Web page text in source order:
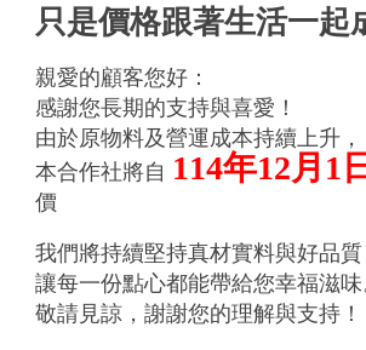
只是價格跟著生活一起
親愛的顧客您好：
感謝您長期的支持與喜愛！
由於原物料及營運成本持續上升，
本合作社將自 114年12月1
價
我們將持續堅持真材實料與好品質
讓每一份點心都能帶給您幸福滋味
敬請見諒，謝謝您的理解與支持！